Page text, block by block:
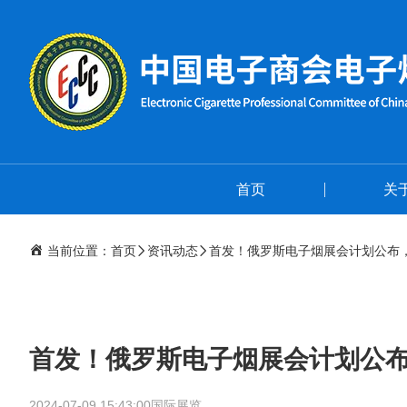
首页 关
当前位置： 首页 资讯动态 首发！俄罗斯电子烟展会计划公布
首发！俄罗斯电子烟展会计划公